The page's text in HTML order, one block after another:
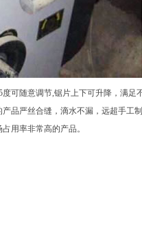
可随意调节,锯片上下可升降，满足
品严丝合缝，滴水不漏，远超手工
用率非常高的产品。